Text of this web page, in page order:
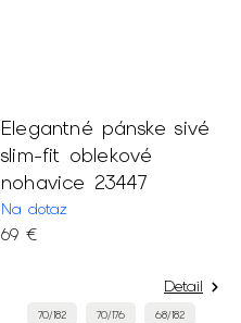
Elegantné pánske sivé
slim-fit oblekové
nohavice 23447
Na dotaz
69 €
Detail
70/182 70/176 68/182